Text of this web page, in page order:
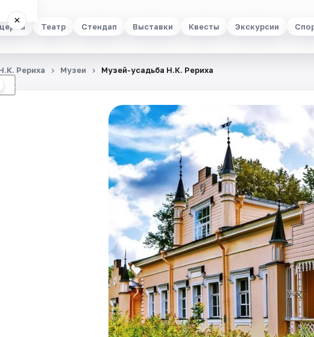
Театр Стендап Выставки Квесты Экскурсии
×
☾
Рериха Музеи Музей-усадьба Н.К. Рериха